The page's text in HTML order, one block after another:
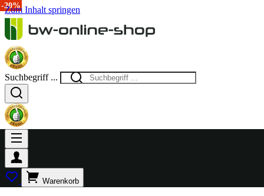
Zum Inhalt springen
Suchbegriff ...
Warenkorb
-13%
-20%
-19%
-20%